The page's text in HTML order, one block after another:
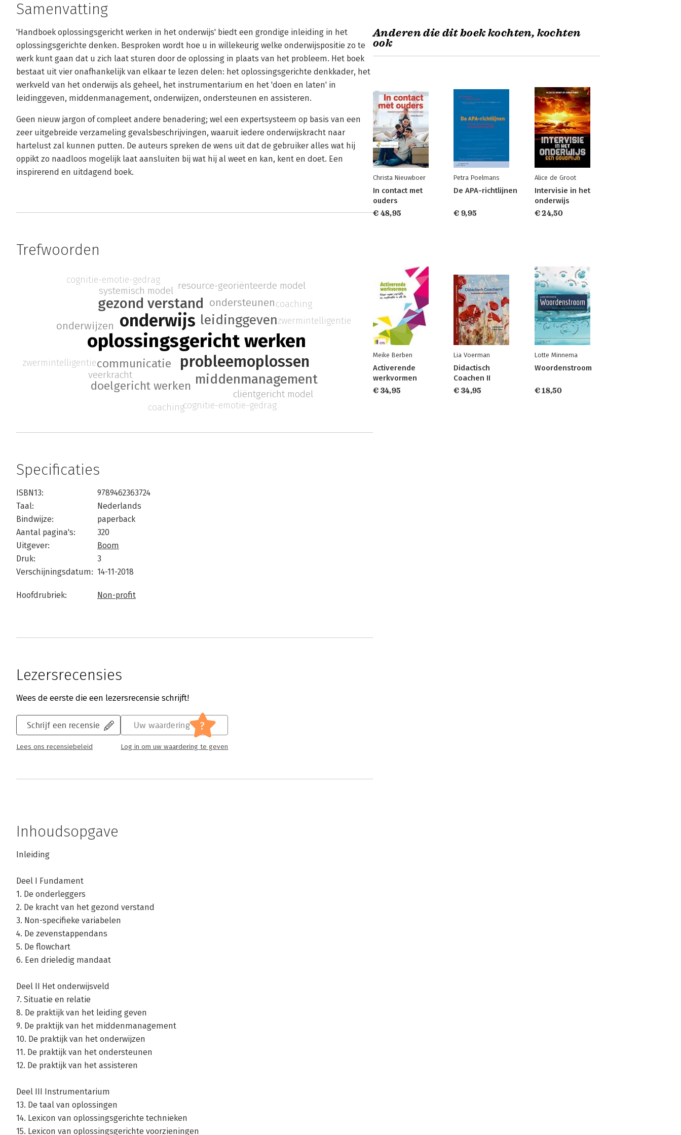
Samenvatting
'Handboek oplossingsgericht werken in het onderwijs' biedt een grondige inleiding in het
oplossingsgerichte denken. Besproken wordt hoe u in willekeurig welke onderwijspositie zo te
werk kunt gaan dat u zich laat sturen door de oplossing in plaats van het probleem. Het boek
bestaat uit vier onafhankelijk van elkaar te lezen delen: het oplossingsgerichte denkkader, het
werkveld van het onderwijs als geheel, het instrumentarium en het 'doen en laten' in
leidinggeven, middenmanagement, onderwijzen, ondersteunen en assisteren.
Geen nieuw jargon of compleet andere benadering; wel een expertsysteem op basis van een
zeer uitgebreide verzameling gevalsbeschrijvingen, waaruit iedere onderwijskracht naar
hartelust zal kunnen putten. De auteurs spreken de wens uit dat de gebruiker alles wat hij
oppikt zo naadloos mogelijk laat aansluiten bij wat hij al weet en kan, kent en doet. Een
inspirerend en uitdagend boek.
Trefwoorden
oplossingsgericht werken
onderwijs
probleemoplossen
gezond verstand
leidinggeven
middenmanagement
doelgericht werken
communicatie
ondersteunen
onderwijzen
systemisch model resource-georiënteerde model
veerkracht
cliëntgericht model
coaching
cognitie-emotie-gedrag
zwermintelligentie
coaching
cognitie-emotie-gedrag
zwermintelligentie
Specificaties
ISBN13:
9789462363724
Taal:
Nederlands
Bindwijze:
paperback
Aantal pagina's:
320
Uitgever:
Boom
Druk:
3
Verschijningsdatum: 14-11-2018
Hoofdrubriek: Non-profit
Lezersrecensies
Wees de eerste die een lezersrecensie schrijft!
Schrijf een recensie
Lees ons recensiebeleid
Uw waardering ?
Log in om uw waardering te geven
Inhoudsopgave
Inleiding
Deel I Fundament
1. De onderleggers
2. De kracht van het gezond verstand
3. Non-specifieke variabelen
4. De zevenstappendans
5. De flowchart
6. Een drieledig mandaat
Deel II Het onderwijsveld
7. Situatie en relatie
8. De praktijk van het leiding geven
9. De praktijk van het middenmanagement
10. De praktijk van het onderwijzen
11. De praktijk van het ondersteunen
12. De praktijk van het assisteren
Deel III Instrumentarium
13. De taal van oplossingen
14. Lexicon van oplossingsgerichte technieken
15. Lexicon van oplossingsgerichte voorzieningen
Anderen die dit boek kochten, kochten
ook
Christa Nieuwboer
In contact met
ouders
€ 48,95
Petra Poelmans
De APA-richtlijnen
€ 9,95
Alice de Groot
Intervisie in het
onderwijs
€ 24,50
Meike Berben
Activerende
werkvormen
€ 34,95
Lia Voerman
Didactisch
Coachen II
€ 34,95
Lotte Minnema
Woordenstroom
€ 18,50